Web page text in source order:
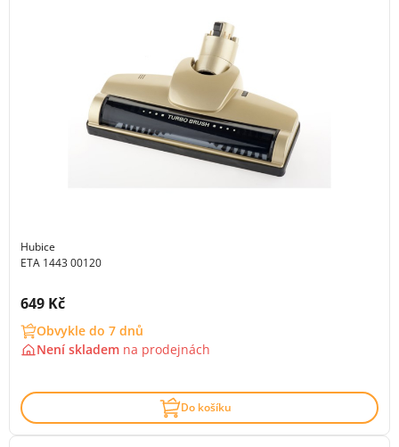
Hubice
ETA 1443 00120
Cena s DPH:
649 Kč
Obvykle do 7 dnů
Není skladem na prodejnách
Do košíku